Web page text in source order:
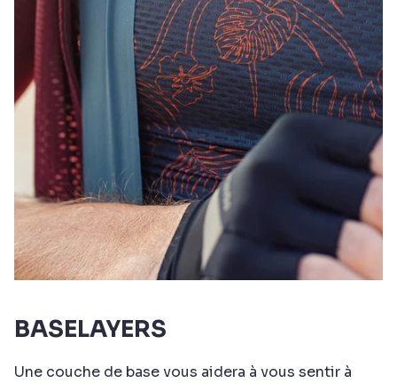
BASELAYERS
Une couche de base vous aidera à vous sentir à